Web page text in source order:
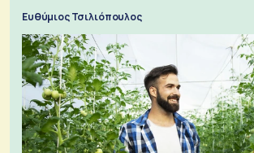
Ευθύμιος Τσιλιόπουλος